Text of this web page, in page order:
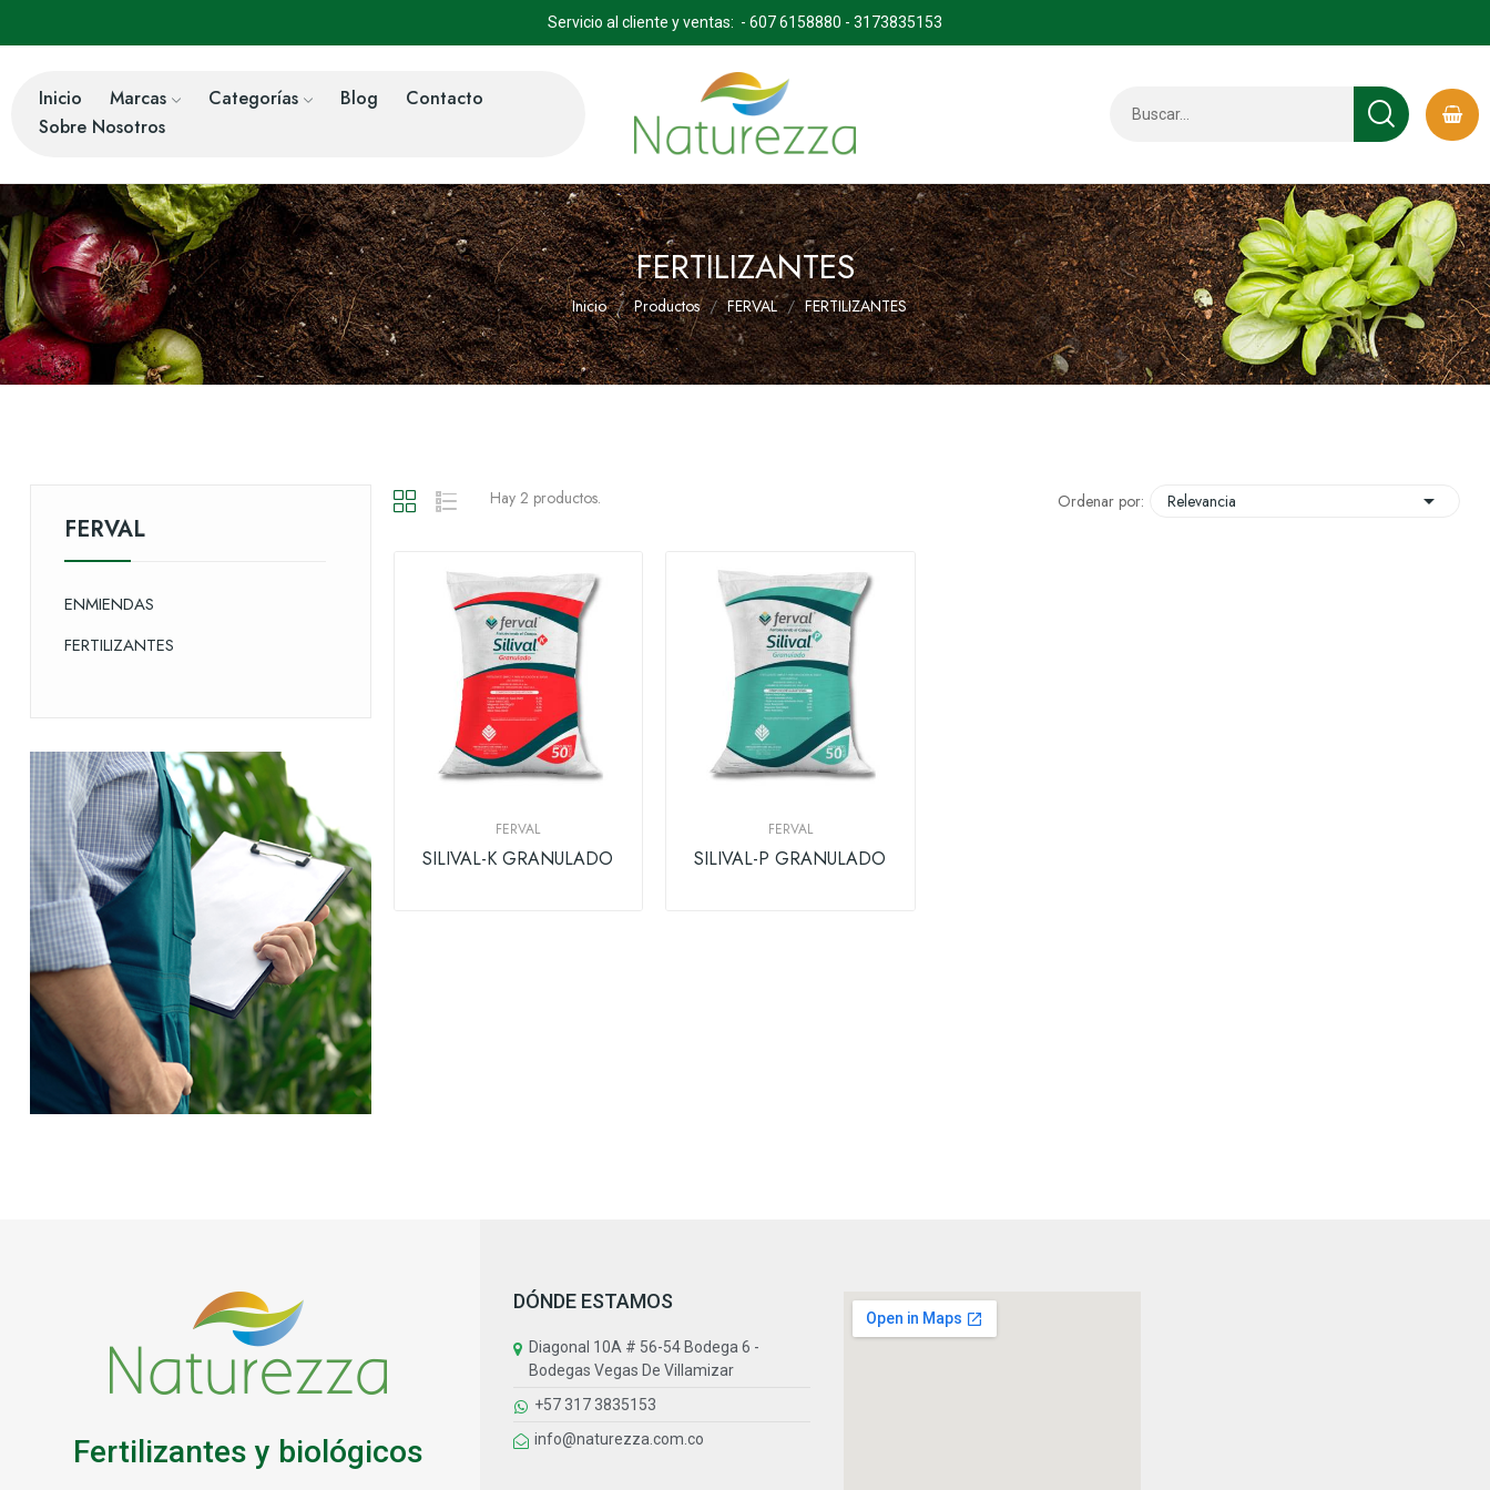
Servicio al cliente y ventas: - 607 6158880 - 3173835153
Inicio Marcas Categorías Blog
Contacto
Sobre Nosotros
FERTILIZANTES
Inicio Productos FERVAL FERTILIZANTES
FERVAL
ENMIENDAS
FERTILIZANTES
Hay 2 productos. Ordenar por: Relevancia 
FERVAL
SILIVAL-K GRANULADO
FERVAL
SILIVAL-P GRANULADO
Fertilizantes y biológicos
DÓNDE ESTAMOS
Diagonal 10A # 56-54 Bodega 6 -
Bodegas Vegas De Villamizar
+57 317 3835153
info@naturezza.com.co